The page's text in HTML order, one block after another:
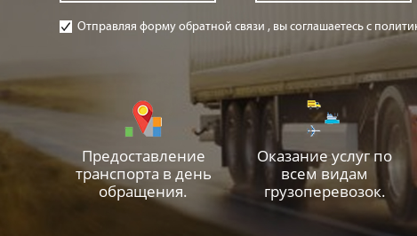
Отправляя форму обратной связи , вы соглашаетесь с
Предоставление
транспорта в день
обращения.
Оказание услуг по
всем видам
грузоперевозок.